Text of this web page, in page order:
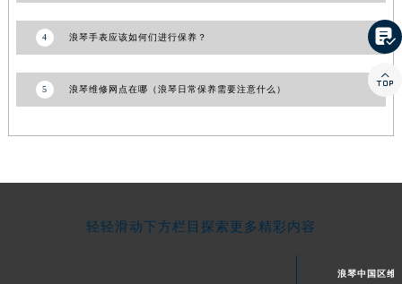
4 浪琴手表应该如何们进行保养？
5 浪琴维修网点在哪（浪琴日常保养需要注意什么）
轻轻滑动下方栏目探索更多精彩内容
浪琴中国区维

